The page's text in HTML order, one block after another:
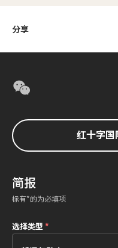
分享
红十字
简报
标有*的为必填项
选择类型 *